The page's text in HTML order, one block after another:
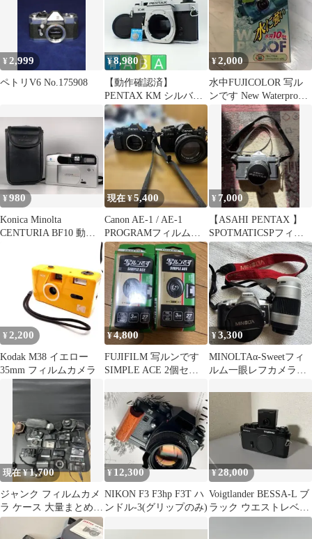
¥ 2,999
ペトリV6 No.175908
¥8,980
【動作確認済】
PENTAX KM シルバー
ボディ セルフタイマー
△
¥2,000
水中FUJICOLOR 写ル
ンです New Waterproof
27枚撮
¥980
Konica Minolta
CENTURIA BF10 動作
現在 ¥5,400
Canon AE-1 / AE-1
PROGRAMフィルムカ
メラ本体 動作未確認
¥ 7,000
【ASAHI PENTAX 】
SPOTMATICSPフィル
ムカメラ 本体✨希少✨
¥ 2,200
Kodak M38 イエロー
35mm フィルムカメラ
¥4,800
FUJIFILM 写ルンです
SIMPLE ACE 2個セッ
¥3,300
MINOLTAα-Sweetフィ
ルム一眼レフカメラ標
現在 ¥1,700
ジャンク フィルムカメ
ラ ケース 大量まとめ売
り
¥ 12,300
NIKON F3 F3hp F3T ハ
ンドル-3(グリップのみ)
¥28,000
Voigtlander BESSA-L ブ
ラック ウエストレベル
ファインダー付き